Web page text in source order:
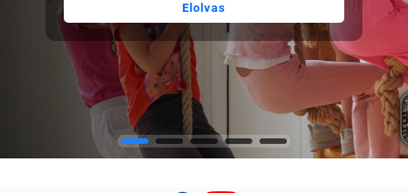
Elolvas